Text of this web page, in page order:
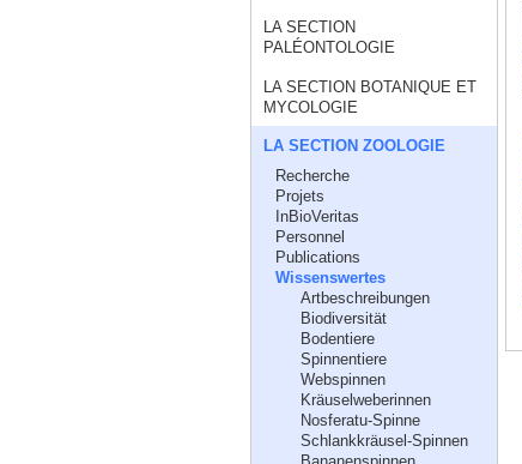
LA SECTION
PALÉONTOLOGIE
LA SECTION BOTANIQUE ET
MYCOLOGIE
LA SECTION ZOOLOGIE
Recherche
Projets
InBioVeritas
Personnel
Publications
Wissenswertes
Artbeschreibungen
Biodiversität
Bodentiere
Spinnentiere
Webspinnen
Kräuselweberinnen
Nosferatu-Spinne
Schlankkräusel-Spinnen